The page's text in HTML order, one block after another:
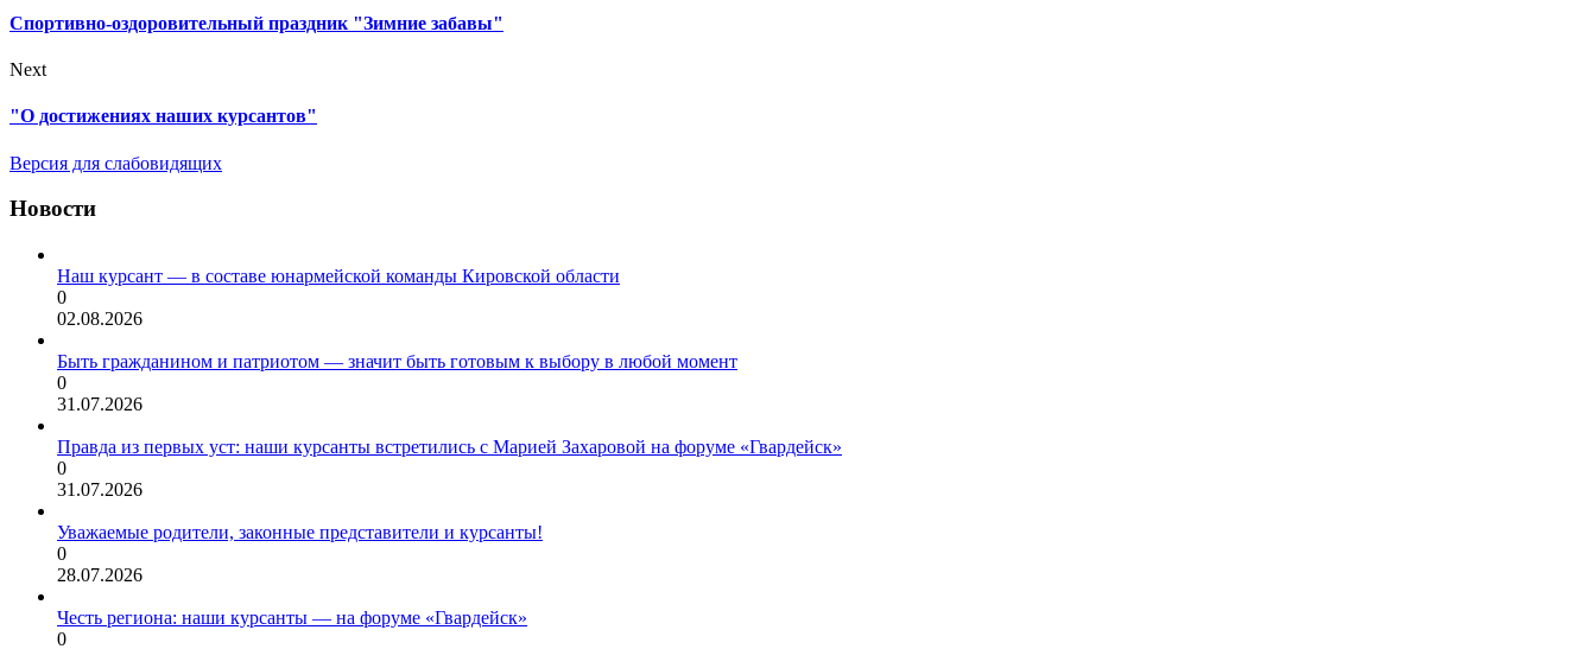
Спортивно-оздоровительный праздник "Зимние забавы"
Next
"О достижениях наших курсантов"
Версия для слабовидящих
Новости
Наш курсант — в составе юнармейской команды Кировской области
0
02.08.2026
Быть гражданином и патриотом — значит быть готовым к выбору в любой момент
0
31.07.2026
Правда из первых уст: наши курсанты встретились с Марией Захаровой на форуме «Гвардейск»
0
31.07.2026
Уважаемые родители, законные представители и курсанты!
0
28.07.2026
Честь региона: наши курсанты — на форуме «Гвардейск»
0